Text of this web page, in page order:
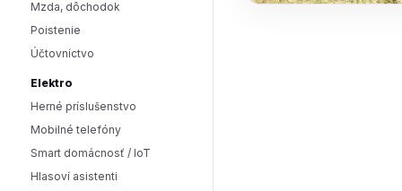
Mzda, dôchodok
Poistenie
Účtovníctvo
Elektro
Herné príslušenstvo
Mobilné telefóny
Smart domácnosť / IoT
Hlasoví asistenti